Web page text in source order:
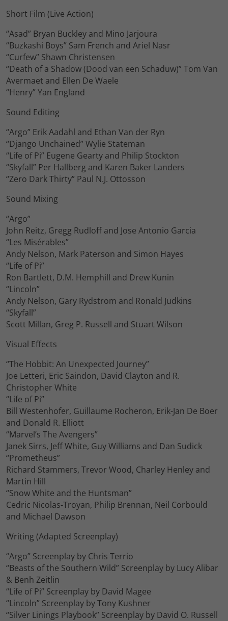
Short Film (Live Action)
“Asad” Bryan Buckley and Mino Jarjoura
“Buzkashi Boys” Sam French and Ariel Nasr
“Curfew” Shawn Christensen
“Death of a Shadow (Dood van een Schaduw)” Tom Van
Avermaet and Ellen De Waele
“Henry” Yan England
Sound Editing
“Argo” Erik Aadahl and Ethan Van der Ryn
“Django Unchained” Wylie Stateman
“Life of Pi” Eugene Gearty and Philip Stockton
“Skyfall” Per Hallberg and Karen Baker Landers
“Zero Dark Thirty” Paul N.J. Ottosson
Sound Mixing
“Argo”
John Reitz, Gregg Rudloff and Jose Antonio Garcia
“Les Misérables”
Andy Nelson, Mark Paterson and Simon Hayes
“Life of Pi”
Ron Bartlett, D.M. Hemphill and Drew Kunin
“Lincoln”
Andy Nelson, Gary Rydstrom and Ronald Judkins
“Skyfall”
Scott Millan, Greg P. Russell and Stuart Wilson
Visual Effects
“The Hobbit: An Unexpected Journey”
Joe Letteri, Eric Saindon, David Clayton and R.
Christopher White
“Life of Pi”
Bill Westenhofer, Guillaume Rocheron, Erik-Jan De Boer
and Donald R. Elliott
“Marvel’s The Avengers”
Janek Sirrs, Jeff White, Guy Williams and Dan Sudick
“Prometheus”
Richard Stammers, Trevor Wood, Charley Henley and
Martin Hill
“Snow White and the Huntsman”
Cedric Nicolas-Troyan, Philip Brennan, Neil Corbould
and Michael Dawson
Writing (Adapted Screenplay)
“Argo” Screenplay by Chris Terrio
“Beasts of the Southern Wild” Screenplay by Lucy Alibar
& Benh Zeitlin
“Life of Pi” Screenplay by David Magee
“Lincoln” Screenplay by Tony Kushner
“Silver Linings Playbook” Screenplay by David O. Russell